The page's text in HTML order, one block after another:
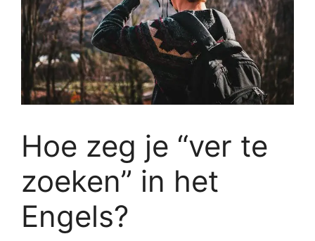
Hoe zeg je “ver te
zoeken” in het
Engels?